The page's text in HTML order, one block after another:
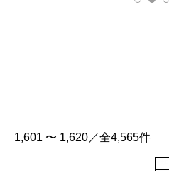
1,601 〜 1,620／全4,565件